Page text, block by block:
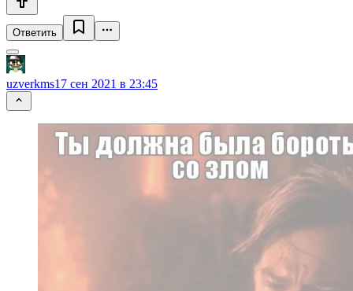
Ответить
uzverkms17 сен 2021 в 23:45